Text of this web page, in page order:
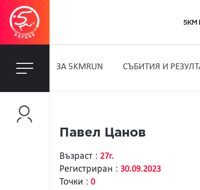
5KM
ЗA 5KMRUN СЪБИТИЯ И
Павел Цанов
Възраст : 27г.
Регистриран : 30.09.2023
Точки : 0